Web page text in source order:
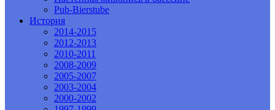
Pub-Bierstube
История
2014-2015
2012-2013
2010-2011
2008-2009
2005-2007
2003-2004
2000-2002